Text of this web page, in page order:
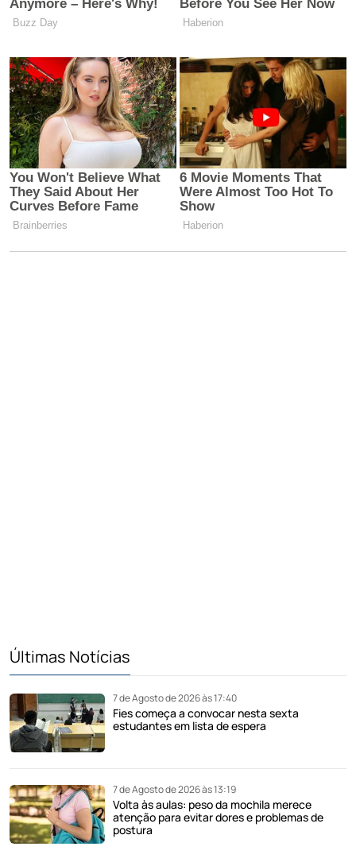
Últimas Notícias
7 de Agosto de 2026 às 17:40
Fies começa a convocar nesta sexta
estudantes em lista de espera
7 de Agosto de 2026 às 13:19
Volta às aulas: peso da mochila merece
atenção para evitar dores e problemas de
postura